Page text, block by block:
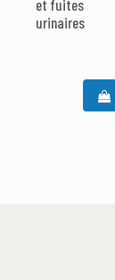
et fuites
urinaires